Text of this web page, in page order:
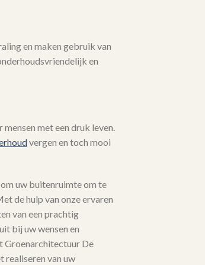
en maken gebruik van
en
met een druk leven.
vergen en toch mooi
uw buitenruimte om te
de hulp van onze ervaren
van een prachtig
bij uw wensen en
Groenarchitectuur De
realiseren van uw